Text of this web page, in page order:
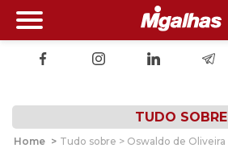
TUDO SOBRE
Home > Tudo sobre > Oswaldo de Oliveira